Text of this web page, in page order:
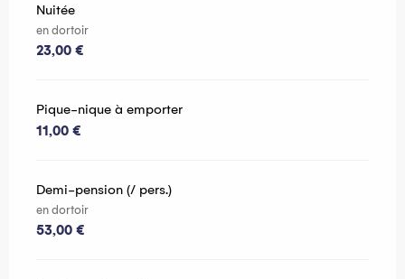
Nuitée
en dortoir
23,00 €
Pique-nique à emporter
11,00 €
Demi-pension (/ pers.)
en dortoir
53,00 €